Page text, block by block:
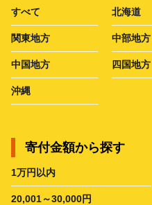
すべて 北海道
関東地方 中部地方
中国地方 四国地方
沖縄
寄付金額から探す
1万円以内
20,001～30,000円